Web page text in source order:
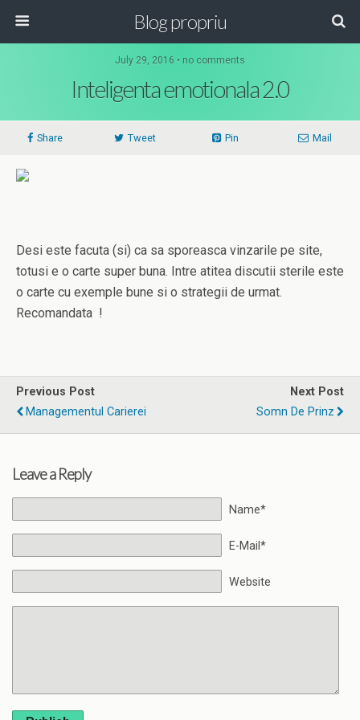
Blog propriu
July 29, 2016 • no comments
Inteligenta emotionala 2.0
Share Tweet Pin Mail
Desi este facuta (si) ca sa sporeasca vinzarile pe site,
totusi e o carte super buna. Intre atitea discutii sterile este
o carte cu exemple bune si o strategii de urmat.
Recomandata !
Previous Post
Managementul Carierei
Next Post
Somn De Prinz
Leave a Reply
Name*
E-Mail*
Website